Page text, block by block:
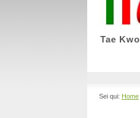
Tae
Sei qui: Home